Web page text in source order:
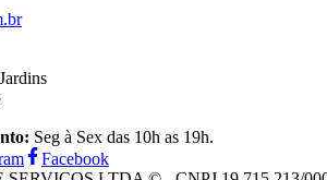
Seg à Sex das 10h as 19h.
Facebook